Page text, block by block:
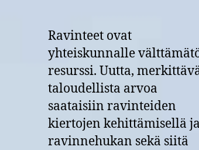
Ravinteet ovat
yhteiskunnalle
resurssi. Uutta,
taloudellista arvoa
saataisiin ravinteiden
kiertojen kehittämisellä ja
ravinnehukan sekä siitä